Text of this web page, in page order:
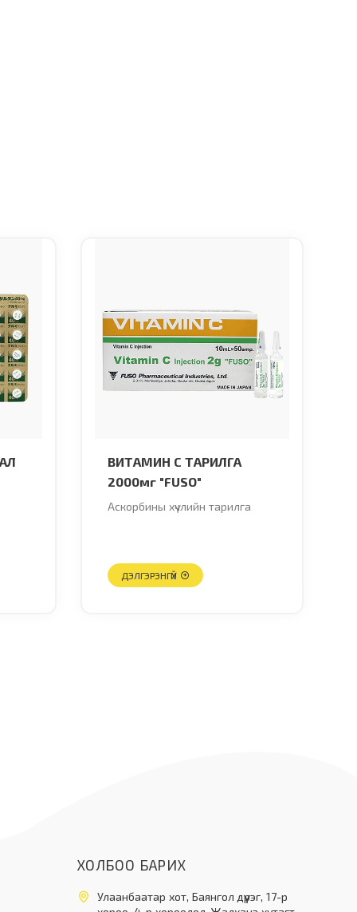
ВИТАМИН С ТАРИЛГА
2000мг "FUSO"
Аскорбины хүчлийн тарилга
ДЭЛГЭРЭНГҮЙ
ХОЛБОО БАРИХ
Улаанбаатар хот, Баянгол дүүрэг, 17-р